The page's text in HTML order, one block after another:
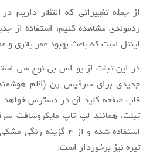
از جمله تغییراتی که انتظار داریم
ردموندی مشاهده کنیم، استفاده از
اینتل است که باعث بهبود عمر باتری و
در این تبلت از یو اس بی نوع سی
جدیدی برای سرفیس پن (قلم
قاب صفحه کلید آن در دسترس خواهد
تبلت، همانند لپ تاپ مایکروسافت
استفاده شده و از ۴
تیره نیز برخوردار است.